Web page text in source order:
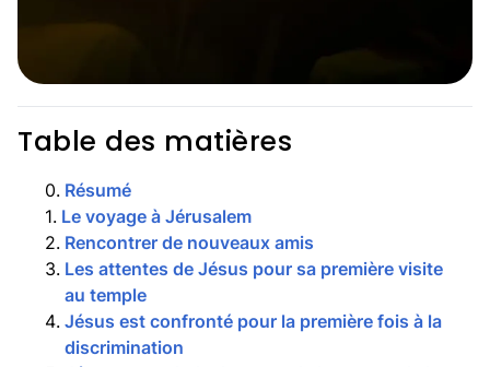
Table des matières
0. Résumé
1. Le voyage à Jérusalem
2. Rencontrer de nouveaux amis
3. Les attentes de Jésus pour sa première visite
au temple
4. Jésus est confronté pour la première fois à la
discrimination